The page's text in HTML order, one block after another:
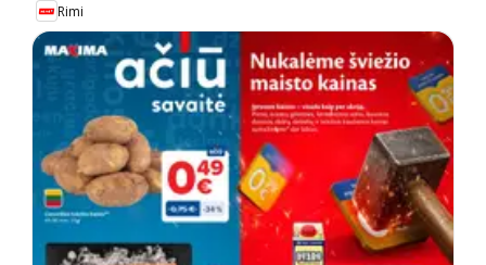
Rimi